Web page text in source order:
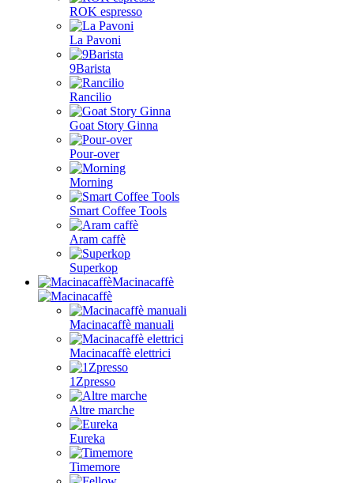
ROK espresso
La Pavoni
9Barista
Rancilio
Goat Story Ginna
Pour-over
Morning
Smart Coffee Tools
Aram caffè
Superkop
Macinacaffè
Macinacaffè manuali
Macinacaffè elettrici
1Zpresso
Altre marche
Eureka
Timemore